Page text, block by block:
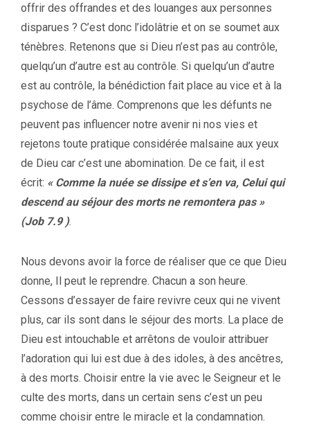
offrir des offrandes et des louanges aux personnes
disparues ? C’est donc l’idolâtrie et on se soumet aux
ténèbres. Retenons que si Dieu n’est pas au contrôle,
quelqu’un d’autre est au contrôle. Si quelqu’un d’autre
est au contrôle, la bénédiction fait place au vice et à la
psychose de l’âme. Comprenons que les défunts ne
peuvent pas influencer notre avenir ni nos vies et
rejetons toute pratique considérée malsaine aux yeux
de Dieu car c’est une abomination. De ce fait, il est
écrit: « Comme la nuée se dissipe et s’en va, Celui qui
descend au séjour des morts ne remontera pas »
(Job 7.9 ).
Nous devons avoir la force de réaliser que ce que Dieu
donne, Il peut le reprendre. Chacun a son heure.
Cessons d’essayer de faire revivre ceux qui ne vivent
plus, car ils sont dans le séjour des morts. La place de
Dieu est intouchable et arrêtons de vouloir attribuer
l’adoration qui lui est due à des idoles, à des ancêtres,
à des morts. Choisir entre la vie avec le Seigneur et le
culte des morts, dans un certain sens c’est un peu
comme choisir entre le miracle et la condamnation.